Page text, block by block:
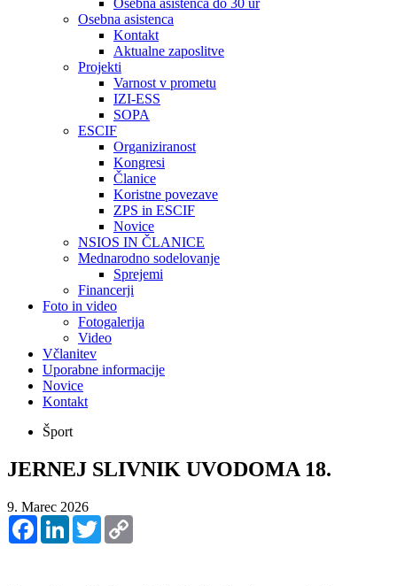
Osebna asistenca
Kontakt
Aktualne zaposlitve
Projekti
Varnost v prometu
IZI-ESS
SOPA
ESCIF
Organiziranost
Kongresi
Članice
Koristne povezave
ZPS in ESCIF
Novice
NSIOS IN ČLANICE
Mednarodno sodelovanje
Sprejemi
Financerji
Foto in video
Fotogalerija
Video
Včlanitev
Uporabne informacije
Novice
Kontakt
Šport
JERNEJ SLIVNIK UVODOMA 18.
9. Marec 2026
FacebookLinkedInTwitter